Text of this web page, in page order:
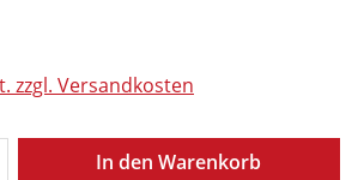
zzgl. Versandkosten
Gib den gewünschten
In den Warenkorb